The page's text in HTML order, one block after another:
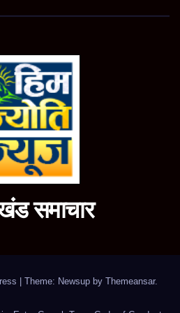
समाचार
Theme: Newsup by Themeansar.